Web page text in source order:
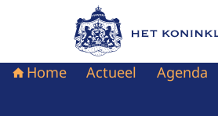
Naar de homepage van
Home Actueel Agenda